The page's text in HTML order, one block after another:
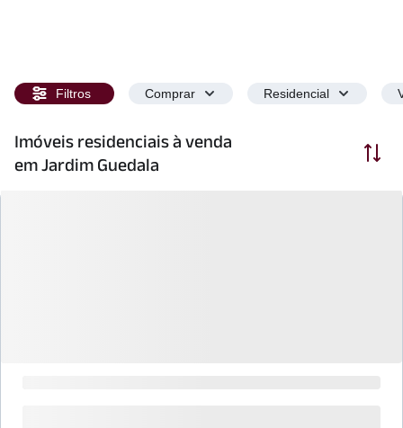
Filtros Comprar Residencial
Imóveis residenciais à venda
em Jardim Guedala
Ordenar